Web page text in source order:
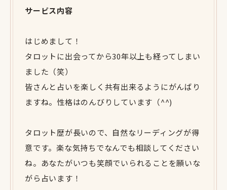
サービス内容
はじめまして！
タロットに出会ってから30年以上も経ってしまい
ました（笑）
皆さんと占いを楽しく共有出来るようにがんばり
ますね。性格はのんびりしています（^^)
タロット歴が長いので、自然なリーディングが得
意です。楽な気持ちでなんでも相談してください
ね。あなたがいつも笑顔でいられることを願いな
がら占います！